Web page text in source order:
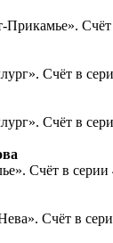
Счёт
Счёт в
Счёт в
Счёт в серии
Счёт в